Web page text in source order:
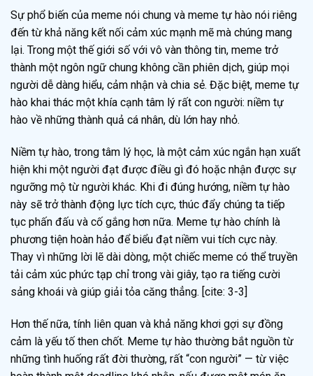
Sự phổ biến của meme nói chung và meme tự hào nói riêng
đến từ khả năng kết nối cảm xúc mạnh mẽ mà chúng mang
lại. Trong một thế giới số với vô vàn thông tin, meme trở
thành một ngôn ngữ chung không cần phiên dịch, giúp mọi
người dễ dàng hiểu, cảm nhận và chia sẻ. Đặc biệt, meme tự
hào khai thác một khía cạnh tâm lý rất con người: niềm tự
hào về những thành quả cá nhân, dù lớn hay nhỏ.
Niềm tự hào, trong tâm lý học, là một cảm xúc ngắn hạn xuất
hiện khi một người đạt được điều gì đó hoặc nhận được sự
ngưỡng mộ từ người khác. Khi đi đúng hướng, niềm tự hào
này sẽ trở thành động lực tích cực, thúc đẩy chúng ta tiếp
tục phấn đấu và cố gắng hơn nữa. Meme tự hào chính là
phương tiện hoàn hảo để biểu đạt niềm vui tích cực này.
Thay vì những lời lẽ dài dòng, một chiếc meme có thể truyền
tải cảm xúc phức tạp chỉ trong vài giây, tạo ra tiếng cười
sảng khoái và giúp giải tỏa căng thẳng. [cite: 3-3]
Hơn thế nữa, tính liên quan và khả năng khơi gợi sự đồng
cảm là yếu tố then chốt. Meme tự hào thường bắt nguồn từ
những tình huống rất đời thường, rất “con người” — từ việc